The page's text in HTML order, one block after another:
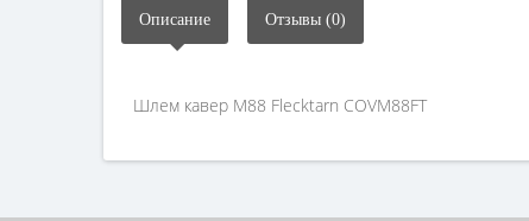
Описание Отзывы (0)
Шлем кавер M88 Flecktarn COVM88FT